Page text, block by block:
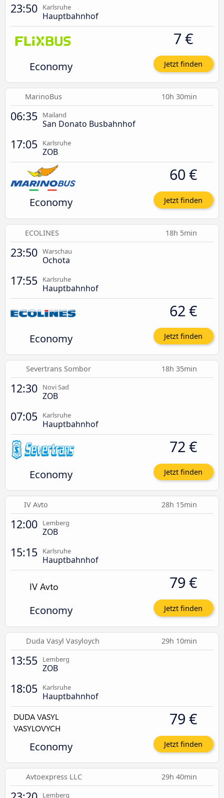
23:50 Karlsruhe
Hauptbahnhof
Economy
7 €
Jetzt finden
MarinoBus 10h 30min
06:35 Mailand
San Donato Busbahnhof
17:05 Karlsruhe
ZOB
Economy
60 €
Jetzt finden
ECOLINES 18h 5min
23:50 Warschau
Ochota
17:55 Karlsruhe
Hauptbahnhof
Economy
62 €
Jetzt finden
Severtrans Sombor 18h 35min
12:30 Novi Sad
ZOB
07:05 Karlsruhe
Hauptbahnhof
Economy
72 €
Jetzt finden
IV Avto 28h 15min
12:00 Lemberg
ZOB
15:15 Karlsruhe
Hauptbahnhof
Economy
79 €
Jetzt finden
Duda Vasyl Vasyloych 29h 10min
13:55 Lemberg
ZOB
18:05 Karlsruhe
Hauptbahnhof
Economy
79 €
Jetzt finden
Avtoexpress LLC 29h 40min
Lemberg